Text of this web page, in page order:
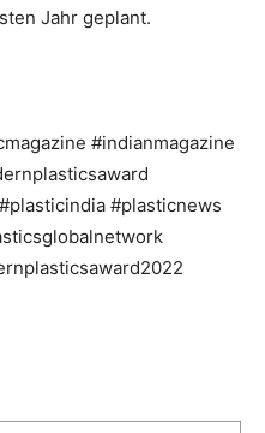
Jahr geplant.
#indianmagazine
#plasticnews